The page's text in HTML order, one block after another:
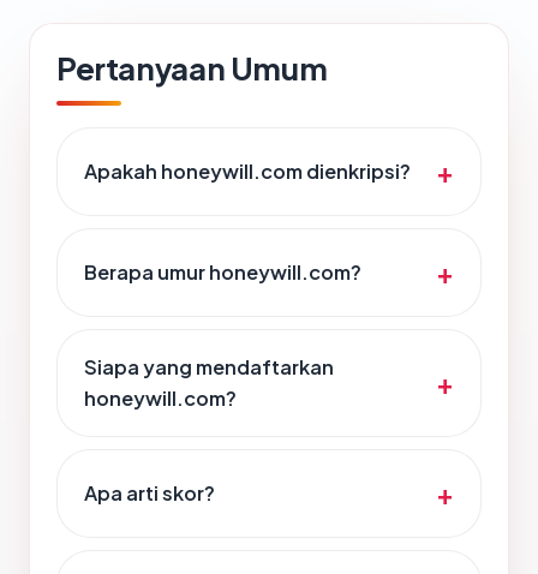
Pertanyaan Umum
Apakah honeywill.com dienkripsi?
Berapa umur honeywill.com?
Siapa yang mendaftarkan
honeywill.com?
Apa arti skor?